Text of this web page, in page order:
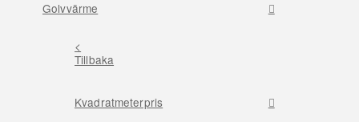
Golvvärme
<
Tillbaka
Kvadratmeterpris